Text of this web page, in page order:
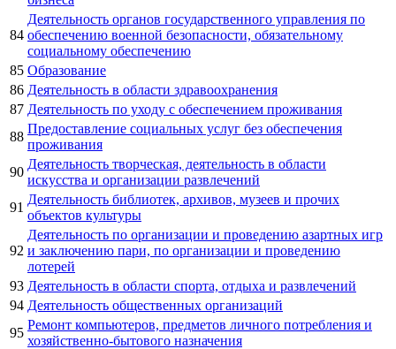
84
Деятельность органов государственного управления по
обеспечению военной безопасности, обязательному
социальному обеспечению
85 Образование
86 Деятельность в области здравоохранения
87 Деятельность по уходу с обеспечением проживания
88
Предоставление социальных услуг без обеспечения
проживания
90
Деятельность творческая, деятельность в области
искусства и организации развлечений
91
Деятельность библиотек, архивов, музеев и прочих
объектов культуры
92
Деятельность по организации и проведению азартных игр
и заключению пари, по организации и проведению
лотерей
93 Деятельность в области спорта, отдыха и развлечений
94 Деятельность общественных организаций
95
Ремонт компьютеров, предметов личного потребления и
хозяйственно-бытового назначения